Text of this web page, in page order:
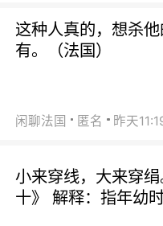
这种人真的，想杀
有。（法国）
闲聊法国 匿名 昨天
小来穿线，大来穿
十》 解释：指年幼